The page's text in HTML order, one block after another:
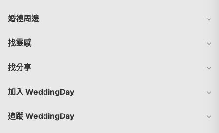
婚禮周邊
找靈感
找分享
加入 WeddingDay
追蹤 WeddingDay